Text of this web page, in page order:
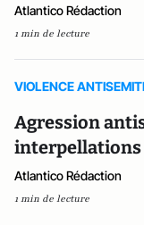
Atlantico Rédaction
1 min de lecture
VIOLENCE
Agression
interpellations
Atlantico Rédaction
1 min de lecture